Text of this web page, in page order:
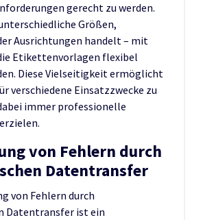
gerecht zu werden.
Größen,
Ausrichtungen handelt – mit
Etikettenvorlagen flexibel
Diese Vielseitigkeit ermöglicht
verschiedene Einsatzzwecke zu
immer professionelle
von Fehlern durch
Datentransfer
von Fehlern durch
Datentransfer ist ein